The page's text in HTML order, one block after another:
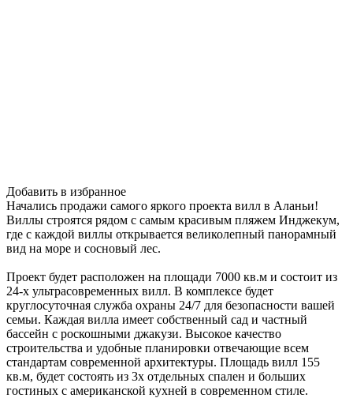
Добавить в избранное
Начались продажи самого яркого проекта вилл в Аланьи!
Виллы строятся рядом с самым красивым пляжем Инджекум,
где с каждой виллы открывается великолепный панорамный
вид на море и сосновый лес.
Проект будет расположен на площади 7000 кв.м и состоит из
24-х ультрасовременных вилл. В комплексе будет
круглосуточная служба охраны 24/7 для безопасности вашей
семьи. Каждая вилла имеет собственный сад и частный
бассейн с роскошными джакузи. Высокое качество
строительства и удобные планировки отвечающие всем
стандартам современной архитектуры. Площадь вилл 155
кв.м, будет состоять из 3х отдельных спален и больших
гостиных с американской кухней в современном стиле.